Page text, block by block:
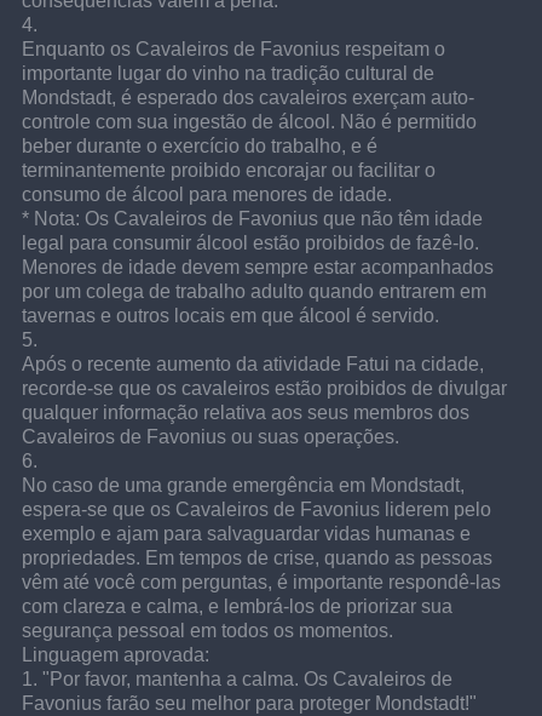
4.
Enquanto os Cavaleiros de Favonius respeitam o
importante lugar do vinho na tradição cultural de
Mondstadt, é esperado dos cavaleiros exerçam auto-
controle com sua ingestão de álcool. Não é permitido
beber durante o exercício do trabalho, e é
terminantemente proibido encorajar ou facilitar o
consumo de álcool para menores de idade.
* Nota: Os Cavaleiros de Favonius que não têm idade
legal para consumir álcool estão proibidos de fazê-lo.
Menores de idade devem sempre estar acompanhados
por um colega de trabalho adulto quando entrarem em
tavernas e outros locais em que álcool é servido.
5.
Após o recente aumento da atividade Fatui na cidade,
recorde-se que os cavaleiros estão proibidos de divulgar
qualquer informação relativa aos seus membros dos
Cavaleiros de Favonius ou suas operações.
6.
No caso de uma grande emergência em Mondstadt,
espera-se que os Cavaleiros de Favonius liderem pelo
exemplo e ajam para salvaguardar vidas humanas e
propriedades. Em tempos de crise, quando as pessoas
vêm até você com perguntas, é importante respondê-las
com clareza e calma, e lembrá-los de priorizar sua
segurança pessoal em todos os momentos.
Linguagem aprovada:
1. "Por favor, mantenha a calma. Os Cavaleiros de
Favonius farão seu melhor para proteger Mondstadt!"